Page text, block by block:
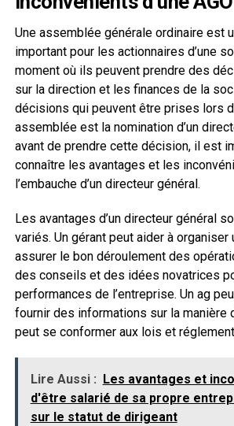
Une assemblée générale ordinaire est
important pour les actionnaires d’une
moment où ils peuvent prendre des
sur la direction et les finances de la
décisions qui peuvent être prises lors
assemblée est la nomination d’un
avant de prendre cette décision, il est
connaître les avantages et les
l’embauche d’un directeur général.
Les avantages d’un directeur général
variés. Un gérant peut aider à
assurer le bon déroulement des
des conseils et des idées novatrices
performances de l’entreprise. Un ag
fournir des informations sur la manière
peut se conformer aux lois et
Lire Aussi :
Les avantages et
d'être salarié de sa propre
sur le statut de dirigeant